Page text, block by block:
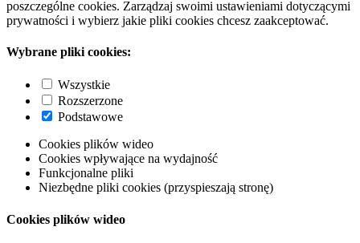
poszczególne cookies. Zarządzaj swoimi ustawieniami dotyczącymi
prywatności i wybierz jakie pliki cookies chcesz zaakceptować.
Wybrane pliki cookies:
Wszystkie
Rozszerzone
Podstawowe
Cookies plików wideo
Cookies wpływające na wydajność
Funkcjonalne pliki
Niezbędne pliki cookies (przyspieszają stronę)
Cookies plików wideo